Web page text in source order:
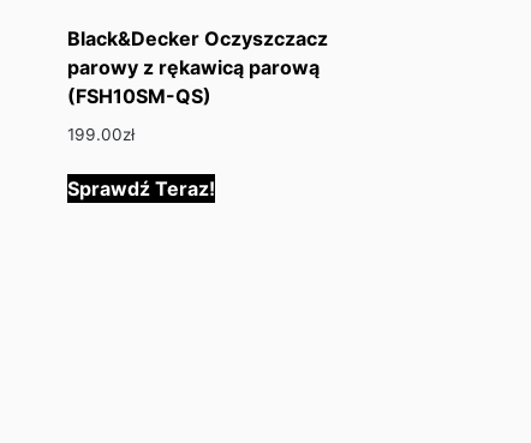
Black&Decker Oczyszczacz
parowy z rękawicą parową
(FSH10SM-QS)
199.00zł
Sprawdź Teraz!